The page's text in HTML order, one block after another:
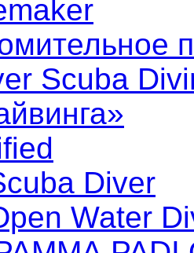
Scuba
Diver
Water